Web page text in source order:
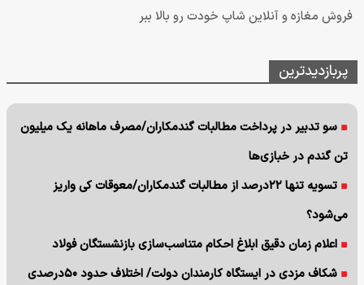
فروش مغازه و آنلاین شاپ خودت رو بالا ببر
پربازدیدترین
سو تدبیر در پرداخت مطالبات گندمکاران/مصرف ماهانه یک میلیون
تن گندم در خبازی‌ها
تسویه تنها ۲۲درصد از مطالبات گندمکاران/معوقات کی واریز
می‌شود؟
اعلام زمان دقیق ابلاغ احکام متناسب‌سازی بازنشستگان فولاد
شکاف مزدی در ایستگاه کارمندان دولت/ اختلاف حدود ۵۰درصدی